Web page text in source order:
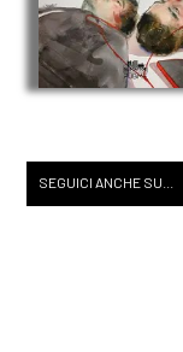
SEGUICI ANCHE SU...